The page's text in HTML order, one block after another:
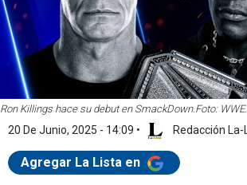
Ron Killings hace su debut en SmackDown.Foto: WWE.
20 De Junio, 2025 - 14:09 • Redacción La-
Agregar La Lista en